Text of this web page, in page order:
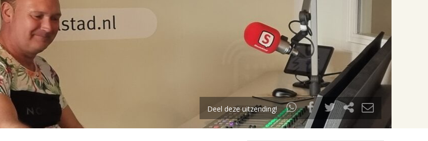
Deel deze uitzending!